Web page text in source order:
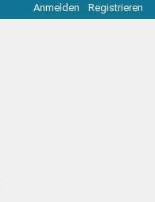
Anmelden Registrieren